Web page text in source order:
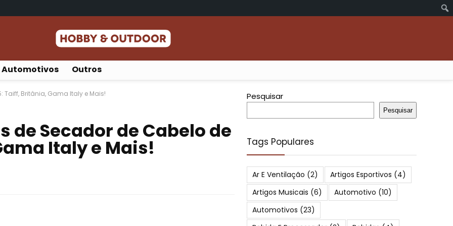
Automotivos Outros
Taiff, Britânia, Gama Italy e Mais!
de Secador de Cabelo de
Italy e Mais!
Pesquisar
Pesquisar
Tags Populares
Ar E Ventilação (2) Artigos Esportivos (4)
Artigos Musicais (6) Automotivo (10)
Automotivos (23)